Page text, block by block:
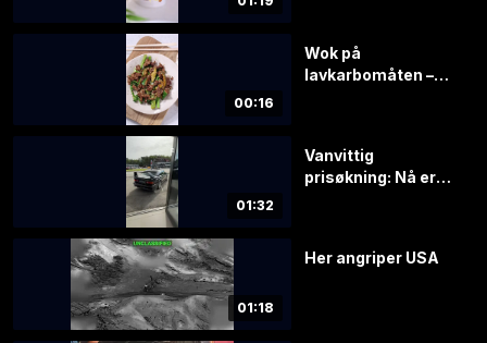
00:16
Wok på
lavkarbomåten –
01:32
Vanvittig
prisøkning: Nå er
01:18
Her angriper USA